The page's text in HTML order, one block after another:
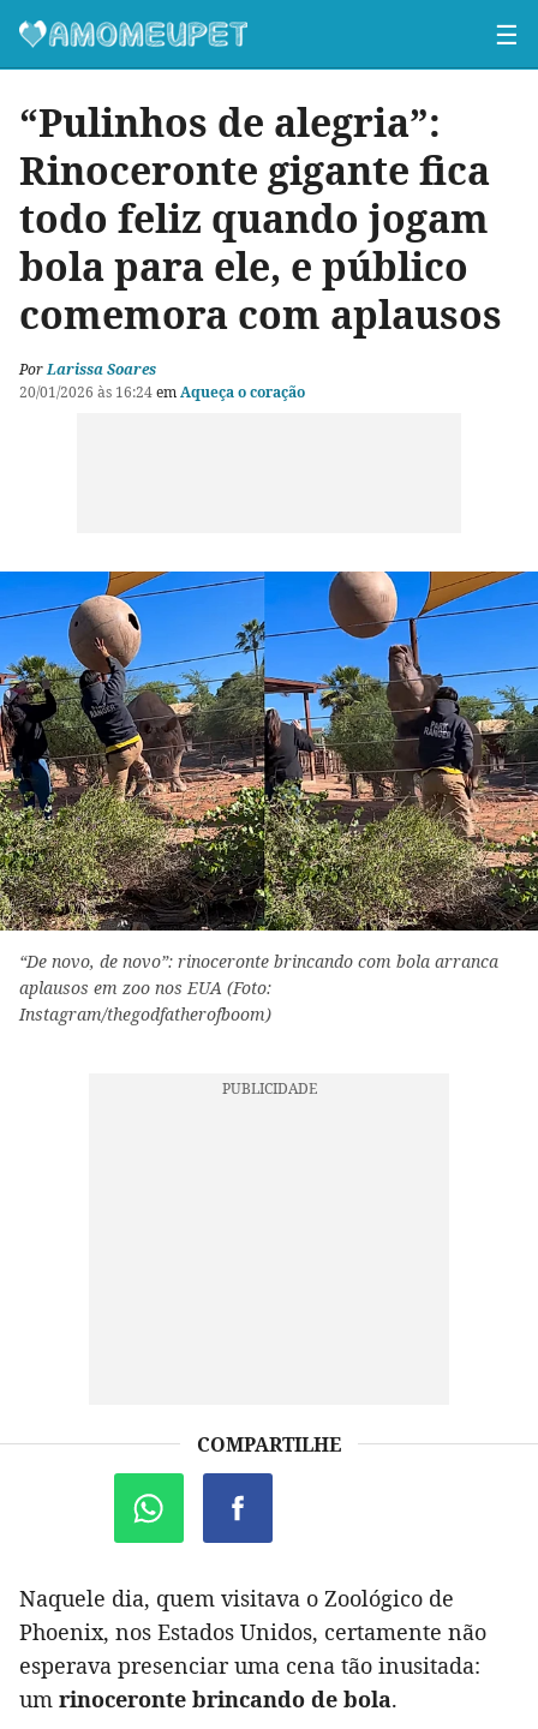
☰
“Pulinhos de alegria”:
Rinoceronte gigante fica
todo feliz quando jogam
bola para ele, e público
comemora com aplausos
PorLarissa Soares
20/01/2026 às 16:24emAqueça o coração
“De novo, de novo”: rinoceronte brincando com bola arranca
aplausos em zoo nos EUA (Foto:
Instagram/thegodfatherofboom)
COMPARTILHE
Naquele dia, quem visitava o Zoológico de
Phoenix, nos Estados Unidos, certamente não
esperava presenciar uma cena tão inusitada:
um rinoceronte brincando de bola.